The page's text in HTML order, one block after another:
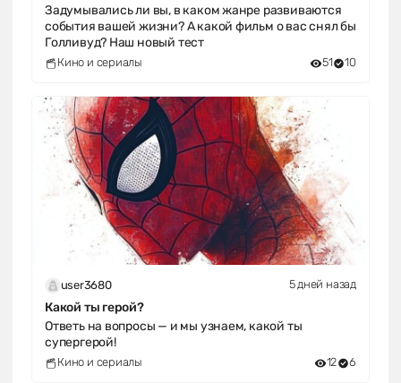
Задумывались ли вы, в каком жанре развиваются
события вашей жизни? А какой фильм о вас снял бы
Голливуд? Наш новый тест
Кино и сериалы 51 10
user3680 5 дней назад
Какой ты герой?
Ответь на вопросы — и мы узнаем, какой ты
супергерой!
Кино и сериалы 12 6